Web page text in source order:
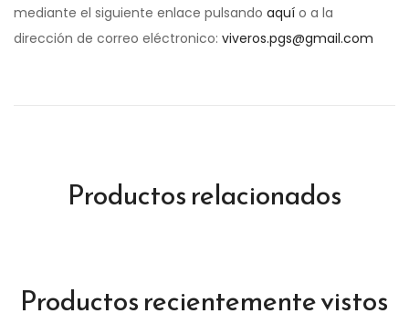
mediante el siguiente enlace pulsando aquí o a la
dirección de correo eléctronico: viveros.pgs@gmail.com
Productos relacionados
Productos recientemente vistos